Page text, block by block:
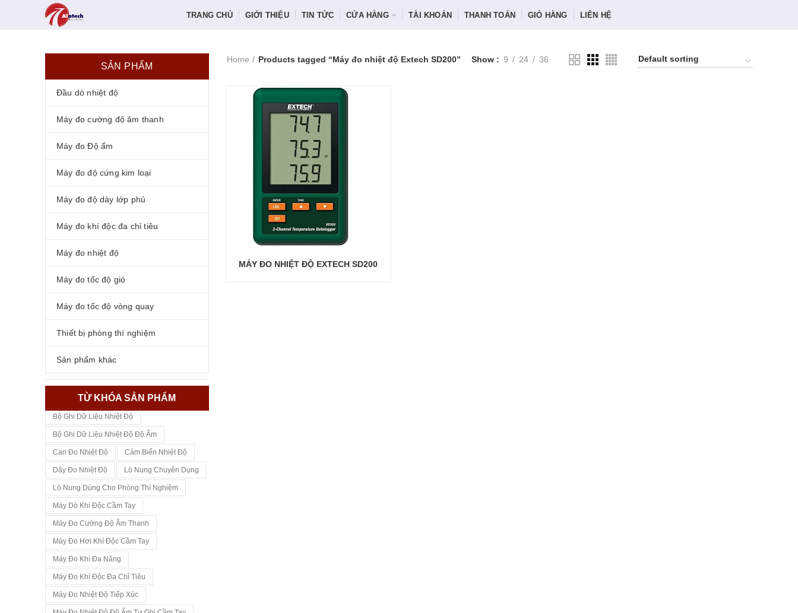
TRANG CHỦ GIỚI THIỆU TIN TỨC CỬA HÀNG TÀI KHOẢN THANH TOÁN GIỎ HÀNG LIÊN HỆ
Home Products tagged “Máy đo nhiệt độ Extech SD200” Show 9 24 36
MÁY ĐO NHIỆT ĐỘ EXTECH SD200
SẢN PHẨM
Đầu dò nhiệt độ
Máy đo cường độ âm thanh
Máy đo Độ ẩm
Máy đo độ cứng kim loại
Máy đo độ dày lớp phủ
Máy đo khí độc đa chỉ tiêu
Máy đo nhiệt độ
Máy đo tốc độ gió
Máy đo tốc độ vòng quay
Thiết bị phòng thí nghiệm
Sản phẩm khác
TỪ KHÓA SẢN PHẨM
Bộ Ghi Dữ Liệu Nhiệt Độ
Bộ Ghi Dữ Liệu Nhiệt Độ Độ Ẩm
Can Đo Nhiệt Độ Cảm Biến Nhiệt Độ
Dây Đo Nhiệt Độ Lò Nung Chuyên Dụng
Lò Nung Dùng Cho Phòng Thí Nghiệm
Máy Dò Khí Độc Cầm Tay
Máy Đo Cường Độ Âm Thanh
Máy Đo Hơi Khí Độc Cầm Tay
Máy Đo Khí Đa Năng
Máy Đo Khí Độc Đa Chỉ Tiêu
Máy Đo Nhiệt Độ Tiếp Xúc